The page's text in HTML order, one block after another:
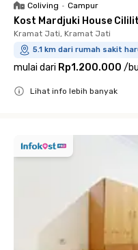
Coliving • Campur
Kost Mardjuki House
Kramat Jati, Kramat Jati
5.1 km dari rumah sakit
mulai dari Rp1.200.000 /
Lihat info lebih banyak